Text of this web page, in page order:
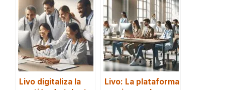
Livo digitaliza la
Livo: La plataforma